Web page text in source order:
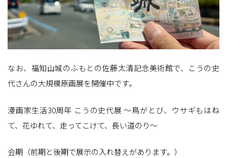
なお、福知山城のふもとの佐藤太清記念美術館で、こうの史
代さんの大規模原画展を開催中です。
漫画家生活30周年 こうの史代展 〜鳥がとび、ウサギもはね
て、花ゆれて、走ってこけて、長い道のり〜
会期（前期と後期で展示の入れ替えがあります。）